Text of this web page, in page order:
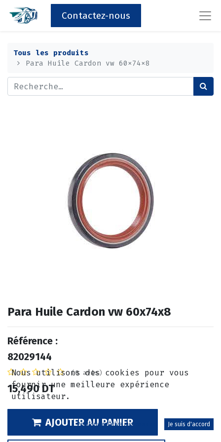
Contactez-nous
Tous les produits
Para Huile Cardon vw 60x74x8
Para Huile Cardon vw 60x74x8
Référence :
82029144
(0 avis)
15,490DT
AJOUTER AU PANIER
Nous utilisons des cookies pour vous
fournir une meilleure expérience
utilisateur.
Politique relative aux cookies Je suis d'accord